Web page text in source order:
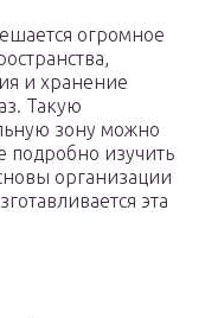
огромное
и хранение
Такую
зону можно
подробно изучить
организации
эта